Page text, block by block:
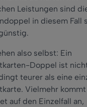
Leistungen sind
in diesem Fall
also selbst: Ein
Doppel ist
teurer als eine
Vielmehr kommt
auf den Einzelfall an,